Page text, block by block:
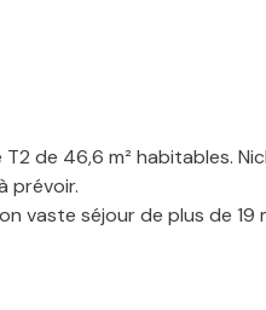
de 46,6 m² habitables.
prévoir.
vaste séjour de plus de 19